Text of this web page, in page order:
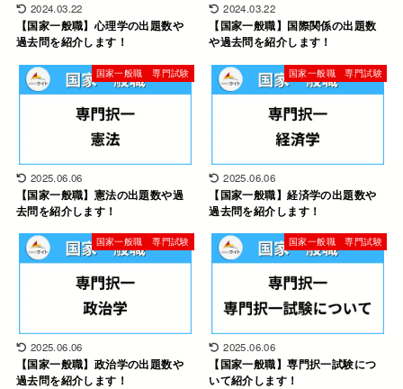
2024.03.22
【国家一般職】心理学の出題数や
過去問を紹介します！
2024.03.22
【国家一般職】国際関係の出題数
や過去問を紹介します！
国家一般職 専門試験
2025.06.06
【国家一般職】憲法の出題数や過
去問を紹介します！
国家一般職 専門試験
2025.06.06
【国家一般職】経済学の出題数や
過去問を紹介します！
国家一般職 専門試験
2025.06.06
【国家一般職】政治学の出題数や
過去問を紹介します！
国家一般職 専門試験
2025.06.06
【国家一般職】専門択一試験につ
いて紹介します！